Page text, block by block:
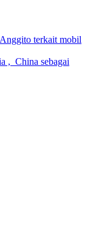
terkait mobil
, China sebagai